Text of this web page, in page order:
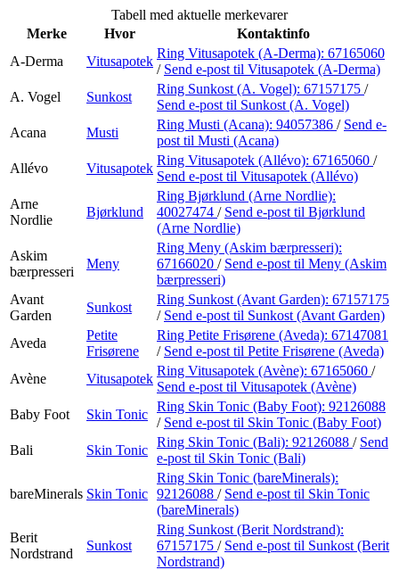
Praktisk informasjon
Ledige stillinger
Magasin
Gavekort
Finn frem
Min Shopping-app
Kundeklubb
Tabell med aktuelle merkevarer
Merke
Hvor
Kontaktinfo
A-Derma
Vitusapotek
Ring Vitusapotek (A-Derma): 67165060
/ Send e-post til Vitusapotek (A-Derma)
A. Vogel
Sunkost
Ring Sunkost (A. Vogel): 67157175 /
Send e-post til Sunkost (A. Vogel)
Acana
Musti
Ring Musti (Acana): 94057386 / Send e-
post til Musti (Acana)
Allévo
Vitusapotek
Ring Vitusapotek (Allévo): 67165060 /
Send e-post til Vitusapotek (Allévo)
Arne
Nordlie
Bjørklund
Ring Bjørklund (Arne Nordlie):
40027474 / Send e-post til Bjørklund
(Arne Nordlie)
Askim
bærpresseri
Meny
Ring Meny (Askim bærpresseri):
67166020 / Send e-post til Meny (Askim
bærpresseri)
Avant
Garden
Sunkost
Ring Sunkost (Avant Garden): 67157175
/ Send e-post til Sunkost (Avant Garden)
Aveda
Petite
Frisørene
Ring Petite Frisørene (Aveda): 67147081
/ Send e-post til Petite Frisørene (Aveda)
Avène
Vitusapotek
Ring Vitusapotek (Avène): 67165060 /
Send e-post til Vitusapotek (Avène)
Baby Foot
Skin Tonic
Ring Skin Tonic (Baby Foot): 92126088
/ Send e-post til Skin Tonic (Baby Foot)
Bali
Skin Tonic
Ring Skin Tonic (Bali): 92126088 / Send
e-post til Skin Tonic (Bali)
bareMinerals Skin Tonic
Ring Skin Tonic (bareMinerals):
92126088 / Send e-post til Skin Tonic
(bareMinerals)
Berit
Nordstrand
Sunkost
Ring Sunkost (Berit Nordstrand):
67157175 / Send e-post til Sunkost (Berit
Nordstrand)